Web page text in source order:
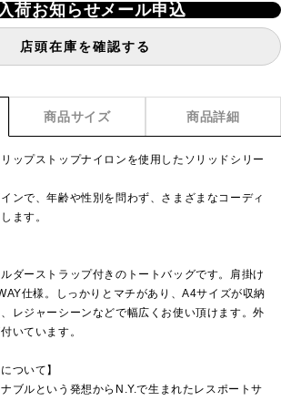
入荷お知らせメール申込
店頭在庫を確認する
商品サイズ 商品詳細
ップストップナイロンを使用したソリッドシリー
ンで、年齢や性別を問わず、さまざまなコーディ
ます。
ダーストラップ付きのトートバッグです。肩掛け
仕様。しっかりとマチがあり、A4サイズが収納
レジャーシーンなどで幅広くお使い頂けます。外
いています。
ついて】
ブルという発想からN.Y.で生まれたレスポートサ